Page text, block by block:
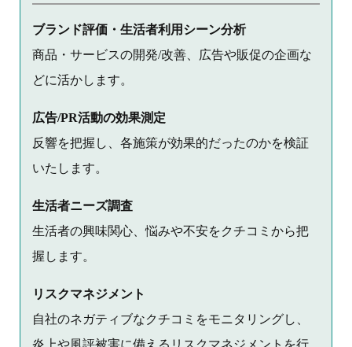
ブランド評価・生活者利用シーン分析
商品・サービスの開発/改善、広告や販促の企画な
どに活かします。
広告/PR活動の効果測定
反響を把握し、各施策が効果的だったのかを検証
いたします。
生活者ニーズ調査
生活者の興味関心、悩みや不安をクチコミから把
握します。
リスクマネジメント
自社のネガティブなクチコミをモニタリングし、
炎上や風評被害に備えるリスクマネジメントを行